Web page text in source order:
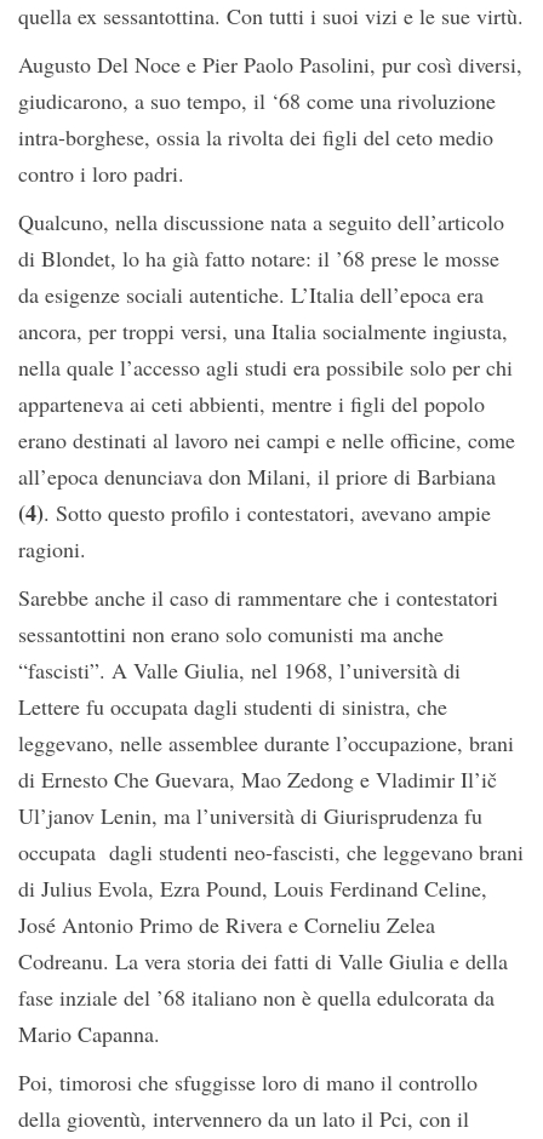
quella ex sessantottina. Con tutti i suoi vizi e le sue virtù.
Augusto Del Noce e Pier Paolo Pasolini, pur così diversi,
giudicarono, a suo tempo, il ‘68 come una rivoluzione
intra-borghese, ossia la rivolta dei figli del ceto medio
contro i loro padri.
Qualcuno, nella discussione nata a seguito dell’articolo
di Blondet, lo ha già fatto notare: il ’68 prese le mosse
da esigenze sociali autentiche. L’Italia dell’epoca era
ancora, per troppi versi, una Italia socialmente ingiusta,
nella quale l’accesso agli studi era possibile solo per chi
apparteneva ai ceti abbienti, mentre i figli del popolo
erano destinati al lavoro nei campi e nelle officine, come
all’epoca denunciava don Milani, il priore di Barbiana
(4). Sotto questo profilo i contestatori, avevano ampie
ragioni.
Sarebbe anche il caso di rammentare che i contestatori
sessantottini non erano solo comunisti ma anche
“fascisti”. A Valle Giulia, nel 1968, l’università di
Lettere fu occupata dagli studenti di sinistra, che
leggevano, nelle assemblee durante l’occupazione, brani
di Ernesto Che Guevara, Mao Zedong e Vladimir Il’ič
Ul’janov Lenin, ma l’università di Giurisprudenza fu
occupata dagli studenti neo-fascisti, che leggevano brani
di Julius Evola, Ezra Pound, Louis Ferdinand Celine,
José Antonio Primo de Rivera e Corneliu Zelea
Codreanu. La vera storia dei fatti di Valle Giulia e della
fase inziale del ’68 italiano non è quella edulcorata da
Mario Capanna.
Poi, timorosi che sfuggisse loro di mano il controllo
della gioventù, intervennero da un lato il Pci, con il